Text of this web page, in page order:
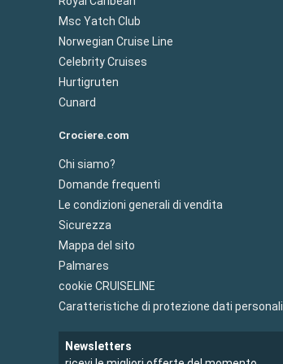
Msc Yatch Club
Norwegian Cruise Line
Celebrity Cruises
Hurtigruten
Cunard
Crociere.com
Chi siamo?
Domande frequenti
Le condizioni generali di vendita
Sicurezza
Mappa del sito
Palmares
cookie CRUISELINE
Caratteristiche di protezione dati personali
Newsletters